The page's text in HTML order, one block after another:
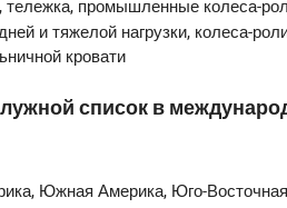
тележка, промышленные колеса-
и тяжелой нагрузки, колеса-
кровати
список в
Южная Америка, Юго-